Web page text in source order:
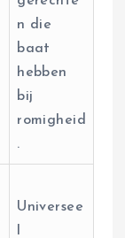
n die
baat
hebben
bij
romigheid
.
Universee